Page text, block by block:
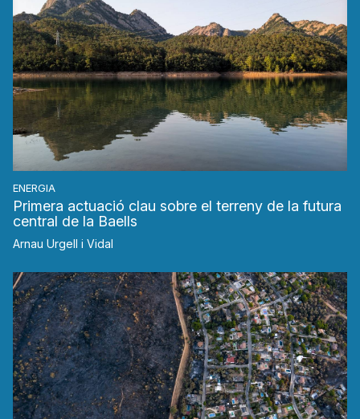
ENERGIA
Primera actuació clau sobre el terreny de la futura
central de la Baells
Arnau Urgell i Vidal